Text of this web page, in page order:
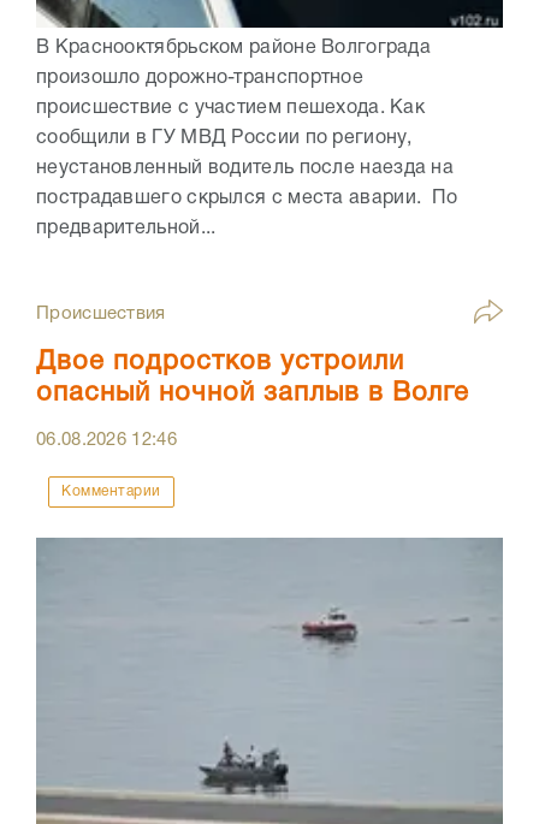
В Краснооктябрьском районе Волгограда
произошло дорожно-транспортное
происшествие с участием пешехода. Как
сообщили в ГУ МВД России по региону,
неустановленный водитель после наезда на
пострадавшего скрылся с места аварии. По
предварительной...
Происшествия
Двое подростков устроили
опасный ночной заплыв в Волге
06.08.2026 12:46
Комментарии